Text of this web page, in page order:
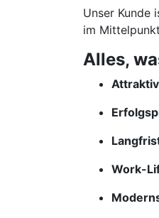
Unser Kunde
im
Alles,
Work-